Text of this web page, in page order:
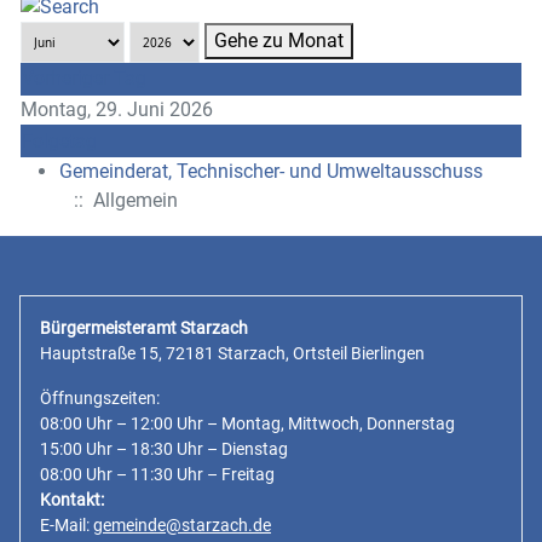
Gehe zu Monat
Montag, 29. Juni 2026
Gemeinderat, Technischer- und Umweltausschuss
:: Allgemein
Bürgermeisteramt Starzach
Hauptstraße 15, 72181 Starzach, Ortsteil Bierlingen
Öffnungszeiten:
08:00 Uhr – 12:00 Uhr – Montag, Mittwoch, Donnerstag
15:00 Uhr – 18:30 Uhr – Dienstag
08:00 Uhr – 11:30 Uhr – Freitag
Kontakt:
E-Mail:gemeinde@starzach.de